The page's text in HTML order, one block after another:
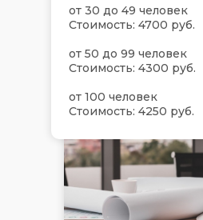
от 30 до 49 человек
Стоимость: 4700 руб.
от 50 до 99 человек
Стоимость: 4300 руб.
от 100 человек
Стоимость: 4250 руб.